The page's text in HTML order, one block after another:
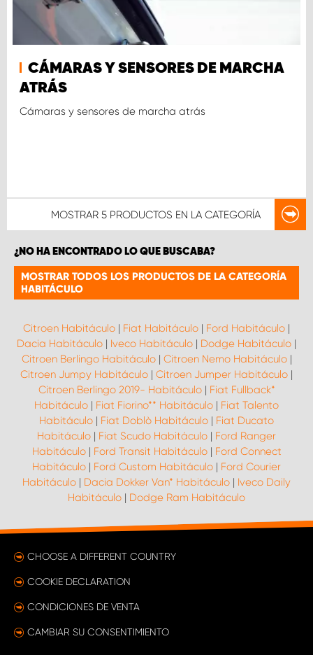
CÁMARAS Y SENSORES DE MARCHA
ATRÁS
Cámaras y sensores de marcha atrás
MOSTRAR 5 PRODUCTOS EN LA CATEGORÍA
¿NO HA ENCONTRADO LO QUE BUSCABA?
MOSTRAR TODOS LOS PRODUCTOS DE LA CATEGORÍA
HABITÁCULO
Citroen Habitáculo | Fiat Habitáculo | Ford Habitáculo |
Dacia Habitáculo | Iveco Habitáculo | Dodge Habitáculo |
Citroen Berlingo Habitáculo| Citroen Nemo Habitáculo|
Citroen Jumpy Habitáculo | Citroen Jumper Habitáculo |
Citroen Berlingo 2019- Habitáculo| Fiat Fullback*
Habitáculo | Fiat Fiorino** Habitáculo | Fiat Talento
Habitáculo | Fiat Doblò Habitáculo | Fiat Ducato
Habitáculo | Fiat Scudo Habitáculo | Ford Ranger
Habitáculo| Ford Transit Habitáculo| Ford Connect
Habitáculo | Ford Custom Habitáculo | Ford Courier
Habitáculo | Dacia Dokker Van* Habitáculo | Iveco Daily
Habitáculo | Dodge Ram Habitáculo
CHOOSE A DIFFERENT COUNTRY
COOKIE DECLARATION
CONDICIONES DE VENTA
CAMBIAR SU CONSENTIMIENTO